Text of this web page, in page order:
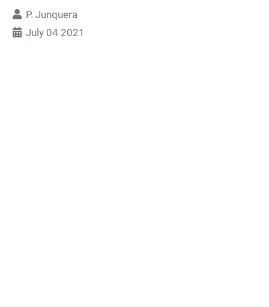
P. Junquera
July 04 2021